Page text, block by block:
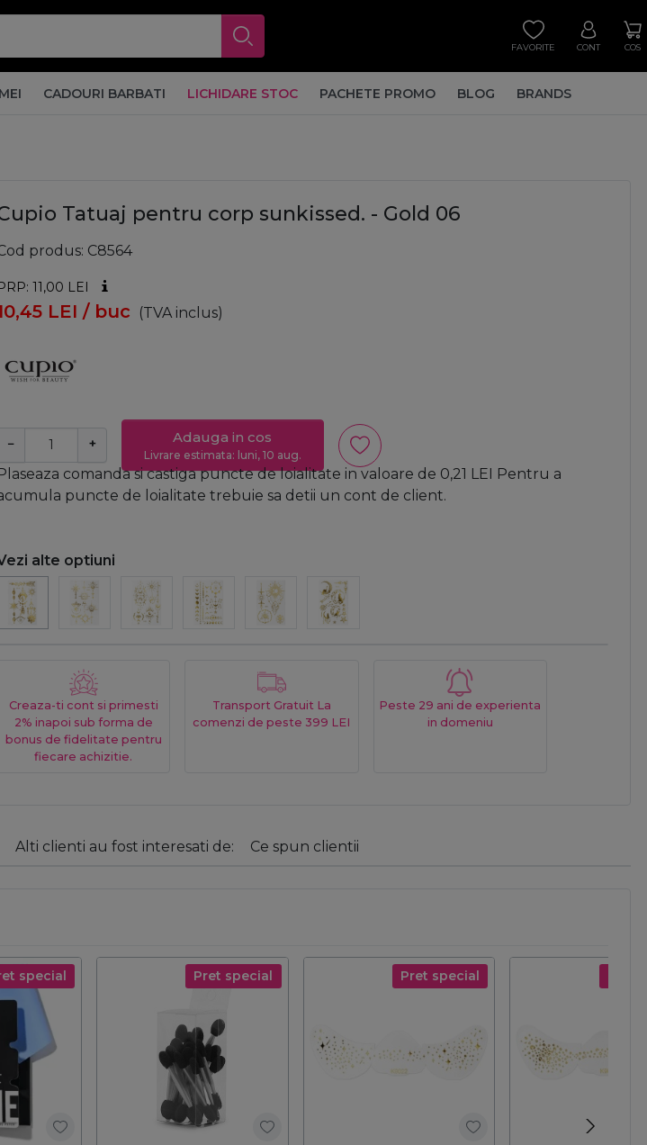
FAVORITE CONT COS
CADOURI BARBATI LICHIDARE STOC PACHETE PROMO BLOG BRANDS
Tatuaj pentru corp sunkissed. - Gold 06
produs C8564
11,00 LEI
LEI / buc (TVA inclus)
− + Adauga in cos
Livrare estimata: luni, 10 aug.
comanda si castiga puncte de loialitate in valoare de 0,21 LEI Pentru a
puncte de loialitate trebuie sa detii un cont de client.
alte optiuni
Creaza-ti cont si primesti
2% inapoi sub forma de
bonus de fidelitate pentru
fiecare achizitie.
Transport Gratuit La
comenzi de peste 399 LEI
Peste 29 ani de experienta
in domeniu
Alti clienti au fost interesati de: Ce spun clientii
special Pret special Pret special